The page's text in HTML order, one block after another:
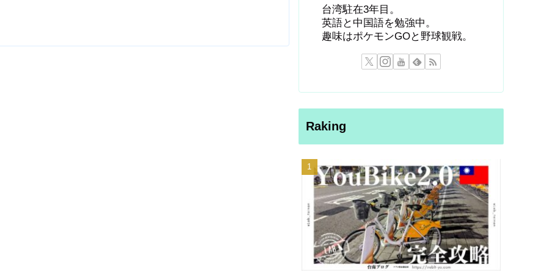
台湾駐在3年目。
英語と中国語を勉強中。
趣味はポケモンGOと野球観戦。
Raking